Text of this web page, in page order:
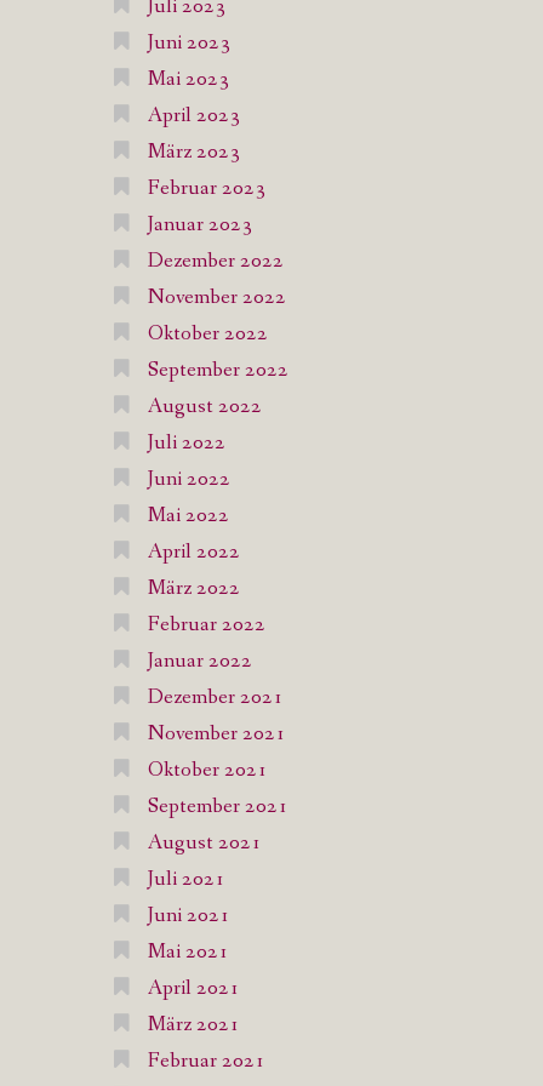
Juli 2023
Juni 2023
Mai 2023
April 2023
März 2023
Februar 2023
Januar 2023
Dezember 2022
November 2022
Oktober 2022
September 2022
August 2022
Juli 2022
Juni 2022
Mai 2022
April 2022
März 2022
Februar 2022
Januar 2022
Dezember 2021
November 2021
Oktober 2021
September 2021
August 2021
Juli 2021
Juni 2021
Mai 2021
April 2021
März 2021
Februar 2021